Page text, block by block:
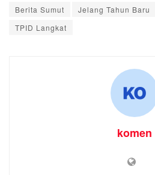
Berita Sumut
Jelang Tahun Baru
TPID Langkat
komen